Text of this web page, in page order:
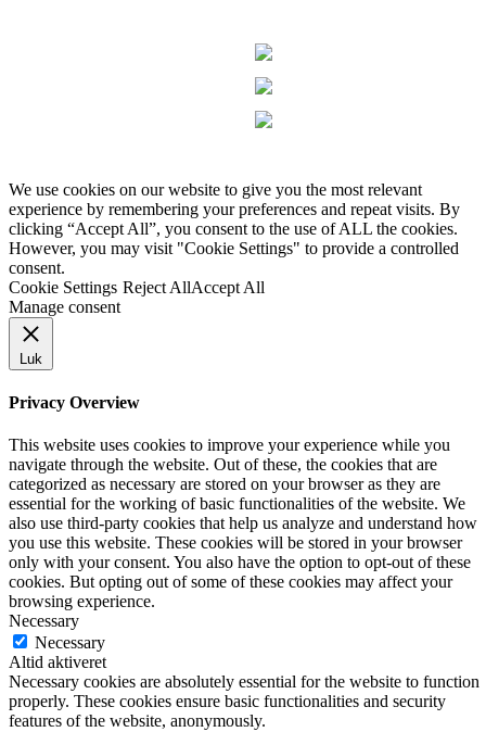
We use cookies on our website to give you the most relevant
experience by remembering your preferences and repeat visits. By
clicking “Accept All”, you consent to the use of ALL the cookies.
However, you may visit "Cookie Settings" to provide a controlled
consent.
Cookie Settings Reject AllAccept All
Manage consent
Luk
Privacy Overview
This website uses cookies to improve your experience while you
navigate through the website. Out of these, the cookies that are
categorized as necessary are stored on your browser as they are
essential for the working of basic functionalities of the website. We
also use third-party cookies that help us analyze and understand how
you use this website. These cookies will be stored in your browser
only with your consent. You also have the option to opt-out of these
cookies. But opting out of some of these cookies may affect your
browsing experience.
Necessary
Necessary
Altid aktiveret
Necessary cookies are absolutely essential for the website to function
properly. These cookies ensure basic functionalities and security
features of the website, anonymously.